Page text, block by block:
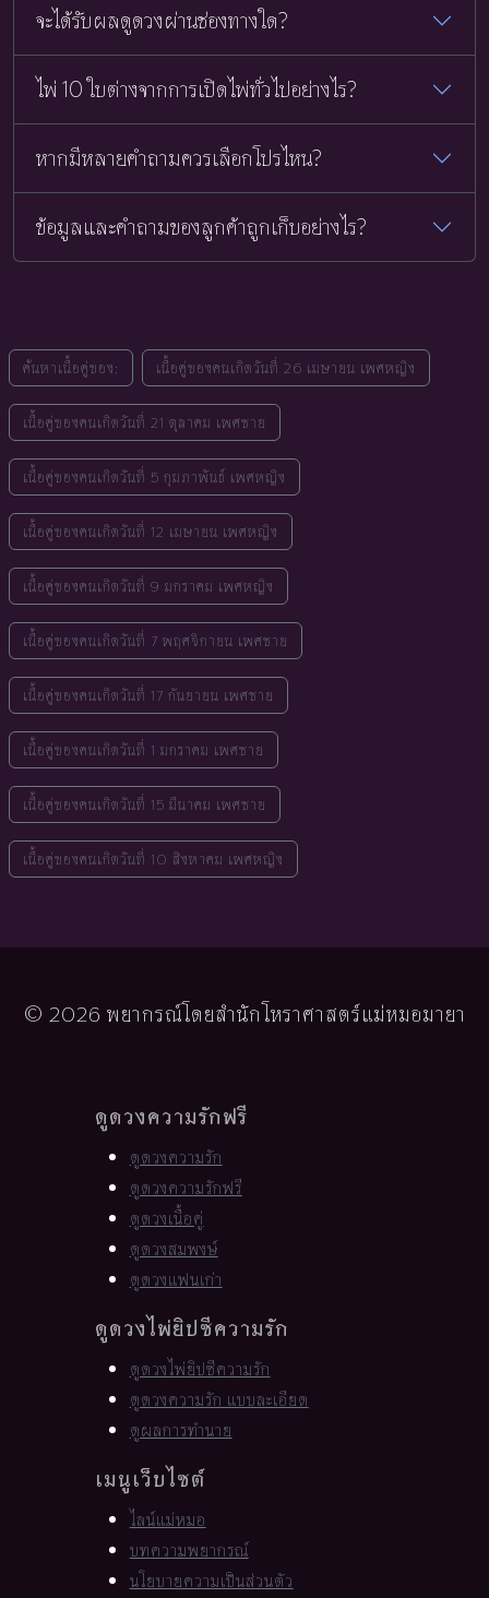
จะได้รับผลดูดวงผ่านช่องทางใด?
ไพ่ 10 ใบต่างจากการเปิดไพ่ทั่วไปอย่างไร?
หากมีหลายคำถามควรเลือกโปรไหน?
ข้อมูลและคำถามของลูกค้าถูกเก็บอย่างไร?
ค้นหาเนื้อคู่ของ: เนื้อคู่ของคนเกิดวันที่ 26 เมษายน เพศหญิง
เนื้อคู่ของคนเกิดวันที่ 21 ตุลาคม เพศชาย
เนื้อคู่ของคนเกิดวันที่ 5 กุมภาพันธ์ เพศหญิง
เนื้อคู่ของคนเกิดวันที่ 12 เมษายน เพศหญิง
เนื้อคู่ของคนเกิดวันที่ 9 มกราคม เพศหญิง
เนื้อคู่ของคนเกิดวันที่ 7 พฤศจิกายน เพศชาย
เนื้อคู่ของคนเกิดวันที่ 17 กันยายน เพศชาย
เนื้อคู่ของคนเกิดวันที่ 1 มกราคม เพศชาย
เนื้อคู่ของคนเกิดวันที่ 15 มีนาคม เพศชาย
เนื้อคู่ของคนเกิดวันที่ 10 สิงหาคม เพศหญิง
© 2026 พยากรณ์โดยสำนักโหราศาสตร์แม่หมอมายา
ดูดวงความรักฟรี
ดูดวงความรัก
ดูดวงความรักฟรี
ดูดวงเนื้อคู่
ดูดวงสมพงษ์
ดูดวงแฟนเก่า
ดูดวงไพ่ยิปซีความรัก
ดูดวงไพ่ยิปซีความรัก
ดูดวงความรัก แบบละเอียด
ดูผลการทำนาย
เมนูเว็บไซต์
ไลน์แม่หมอ
บทความพยากรณ์
นโยบายความเป็นส่วนตัว